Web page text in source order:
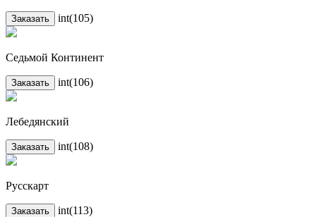
Заказать int(105)
Седьмой Континент
Заказать int(106)
Лебедянский
Заказать int(108)
Русскарт
Заказать int(113)